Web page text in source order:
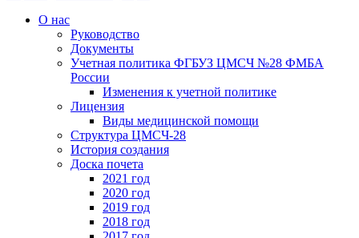
О нас
Руководство
Документы
Учетная политика ФГБУЗ ЦМСЧ №28 ФМБА
России
Изменения к учетной политике
Лицензия
Виды медицинской помощи
Структура ЦМСЧ-28
История создания
Доска почета
2021 год
2020 год
2019 год
2018 год